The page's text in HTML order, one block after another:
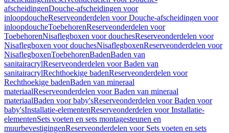
afscheidingenDouche-afscheidingen voor
inloopdoucheReserveonderdelen voor Douche-afscheidingen voor
inloopdoucheToebehorenReserveonderdelen voor
ToebehorenNisaflegboxen voor douchesReserveonderdelen voor
Nisaflegboxen voor douchesNisaflegboxenReserveonderdelen voor
NisaflegboxenToebehorenBadenBaden van
sanitairacrylReserveonderdelen voor Baden van
sanitairacrylRechthoekige badenReserveonderdelen voor
Rechthoekige badenBaden van mineraal
materiaalReserveonderdelen voor Baden van mineraal
materiaalBaden voor baby'sReserveonderdelen voor Baden voor
baby'sInstallatie-elementenReserveonderdelen voor Installatie-
elementenSets voeten en sets montagesteunen en
muurbevestigingenReserveonderdelen voor Sets voeten en sets